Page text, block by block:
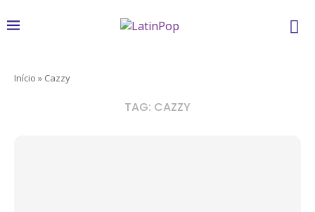
Início » Cazzy
TAG: CAZZY